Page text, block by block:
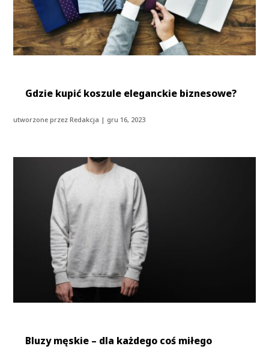
Gdzie kupić koszule eleganckie biznesowe?
utworzone przezRedakcja | gru 16, 2023
Bluzy męskie – dla każdego coś miłego